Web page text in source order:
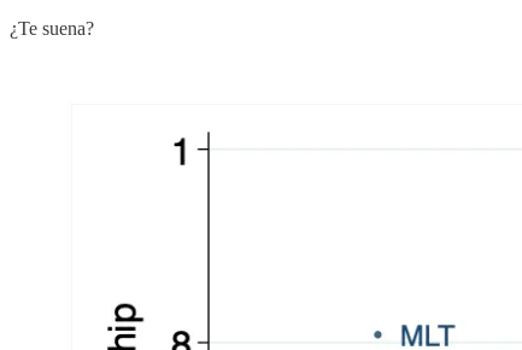
¿Te suena?